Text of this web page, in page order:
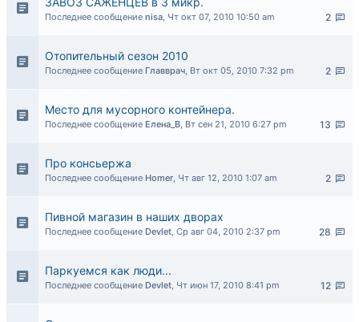
2
Последнее сообщение nisa, Чт окт 07, 2010 10:50 am
Отопительный сезон 2010
2
Последнее сообщение Главврач, Вт окт 05, 2010 7:32 pm
Место для мусорного контейнера.
13
Последнее сообщение Елена_В, Вт сен 21, 2010 6:27 pm
Про консьержа
2
Последнее сообщение Homer, Чт авг 12, 2010 1:07 am
Пивной магазин в наших дворах
28
Последнее сообщение Devlet, Ср авг 04, 2010 2:37 pm
Паркуемся как люди...
12
Последнее сообщение Devlet, Чт июн 17, 2010 8:41 pm